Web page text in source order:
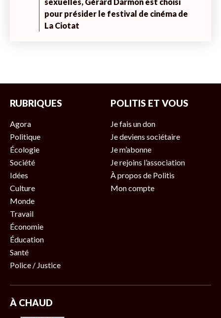
pour présider le festival de cinéma de
La Ciotat
RUBRIQUES
Agora
Politique
Écologie
Société
Idées
Culture
Monde
Travail
Économie
Éducation
Santé
Police / Justice
POLITIS ET VOUS
Je fais un don
Je deviens sociétaire
Je m’abonne
Je rejoins l’association
À propos de Politis
Mon compte
À CHAUD